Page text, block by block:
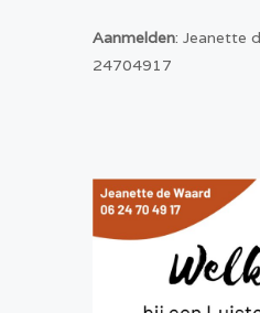
Aanmelden: Jeanette
24704917